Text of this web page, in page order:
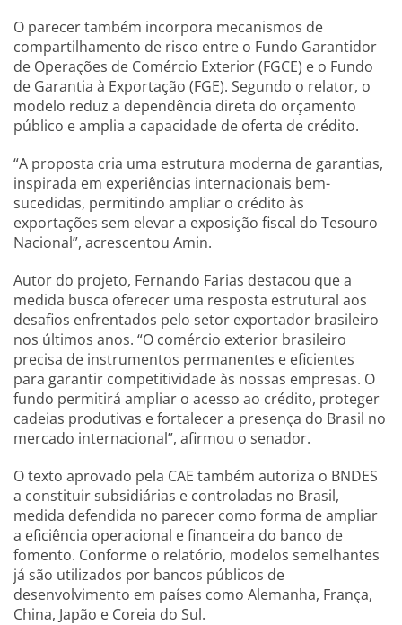
O parecer também incorpora mecanismos de
compartilhamento de risco entre o Fundo Garantidor
de Operações de Comércio Exterior (FGCE) e o Fundo
de Garantia à Exportação (FGE). Segundo o relator, o
modelo reduz a dependência direta do orçamento
público e amplia a capacidade de oferta de crédito.
“A proposta cria uma estrutura moderna de garantias,
inspirada em experiências internacionais bem-
sucedidas, permitindo ampliar o crédito às
exportações sem elevar a exposição fiscal do Tesouro
Nacional”, acrescentou Amin.
Autor do projeto, Fernando Farias destacou que a
medida busca oferecer uma resposta estrutural aos
desafios enfrentados pelo setor exportador brasileiro
nos últimos anos. “O comércio exterior brasileiro
precisa de instrumentos permanentes e eficientes
para garantir competitividade às nossas empresas. O
fundo permitirá ampliar o acesso ao crédito, proteger
cadeias produtivas e fortalecer a presença do Brasil no
mercado internacional”, afirmou o senador.
O texto aprovado pela CAE também autoriza o BNDES
a constituir subsidiárias e controladas no Brasil,
medida defendida no parecer como forma de ampliar
a eficiência operacional e financeira do banco de
fomento. Conforme o relatório, modelos semelhantes
já são utilizados por bancos públicos de
desenvolvimento em países como Alemanha, França,
China, Japão e Coreia do Sul.